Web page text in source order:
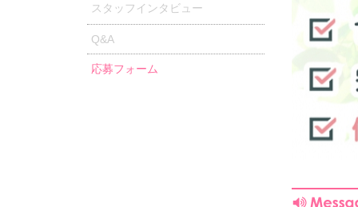
スタッフインタビュー
Q&A
応募フォーム